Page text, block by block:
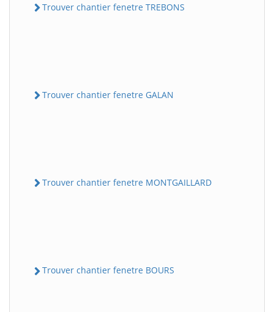
Trouver chantier fenetre TREBONS
Trouver chantier fenetre GALAN
Trouver chantier fenetre MONTGAILLARD
Trouver chantier fenetre BOURS